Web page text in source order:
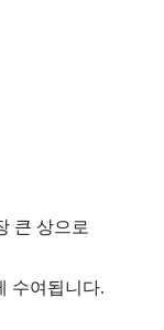
큰 상으로
수여됩니다.